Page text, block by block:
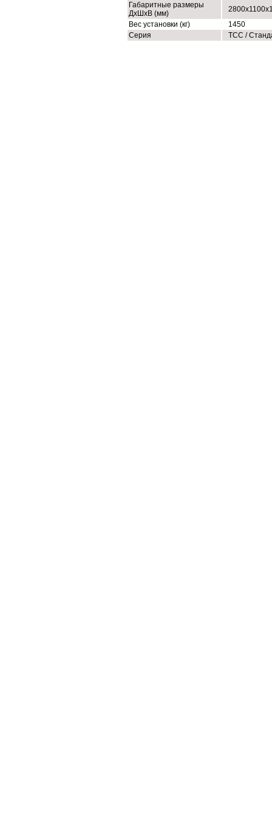
Габаритные размеры
ДхШхВ (мм)
Вес установки (кг)
1450
Серия
ТСС /